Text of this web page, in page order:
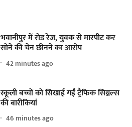
भवानीपुर में रोड रेज, युवक से मारपीट कर
सोने की चेन छीनने का आरोप
42 minutes ago
स्कूली बच्चों को सिखाई गईं ट्रैफिक सिग्नल्स
की बारीकियां
46 minutes ago